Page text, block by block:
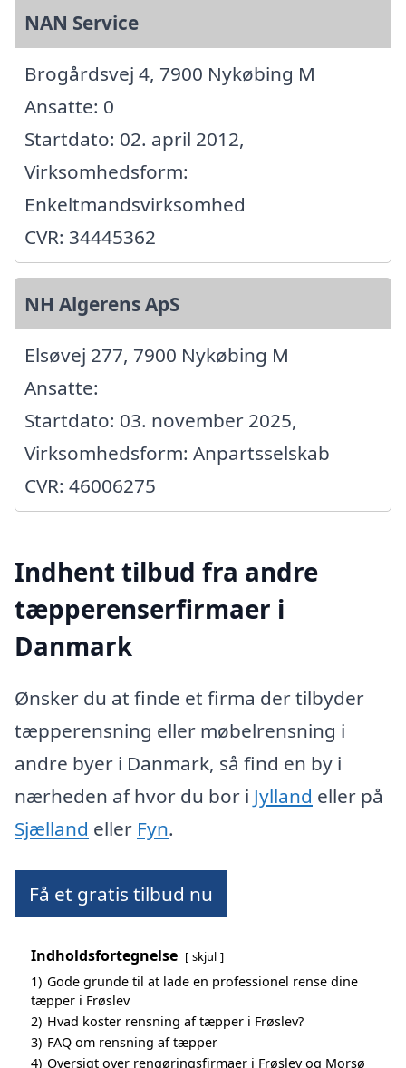
NAN Service
Brogårdsvej 4, 7900 Nykøbing M
Ansatte: 0
Startdato: 02. april 2012,
Virksomhedsform:
Enkeltmandsvirksomhed
CVR: 34445362
NH Algerens ApS
Elsøvej 277, 7900 Nykøbing M
Ansatte:
Startdato: 03. november 2025,
Virksomhedsform: Anpartsselskab
CVR: 46006275
Indhent tilbud fra andre
tæpperenserfirmaer i
Danmark
Ønsker du at finde et firma der tilbyder
tæpperensning eller møbelrensning i
andre byer i Danmark, så find en by i
nærheden af hvor du bor i Jylland eller på
Sjælland eller Fyn.
Få et gratis tilbud nu
Indholdsfortegnelse skjul
1) Gode grunde til at lade en professionel rense dine
tæpper i Frøslev
2) Hvad koster rensning af tæpper i Frøslev?
3) FAQ om rensning af tæpper
4) Oversigt over rengøringsfirmaer i Frøslev og Morsø